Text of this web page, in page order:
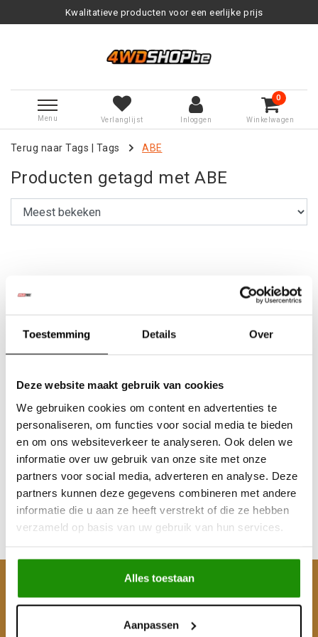
Toestemming Details Over
Deze website maakt gebruik van cookies
We gebruiken cookies om content en advertenties te
personaliseren, om functies voor social media te bieden
en om ons websiteverkeer te analyseren. Ook delen we
informatie over uw gebruik van onze site met onze
partners voor social media, adverteren en analyse. Deze
partners kunnen deze gegevens combineren met andere
informatie die u aan ze heeft verstrekt of die ze hebben
verzameld op basis van uw gebruik van hun services.
Alles toestaan
Aanpassen
Kwalitatieve producten voor een eerlijke prijs
Menu Verlanglijst Inloggen
0
Winkelwagen
Terug naar Tags Tags ABE
Producten getagd met ABE
Remblokken Y60 Voor
€41,32
Excl. btw
Incl. btw
Remblokken Y60 Achter
€45,45
Excl. btw
Incl. btw